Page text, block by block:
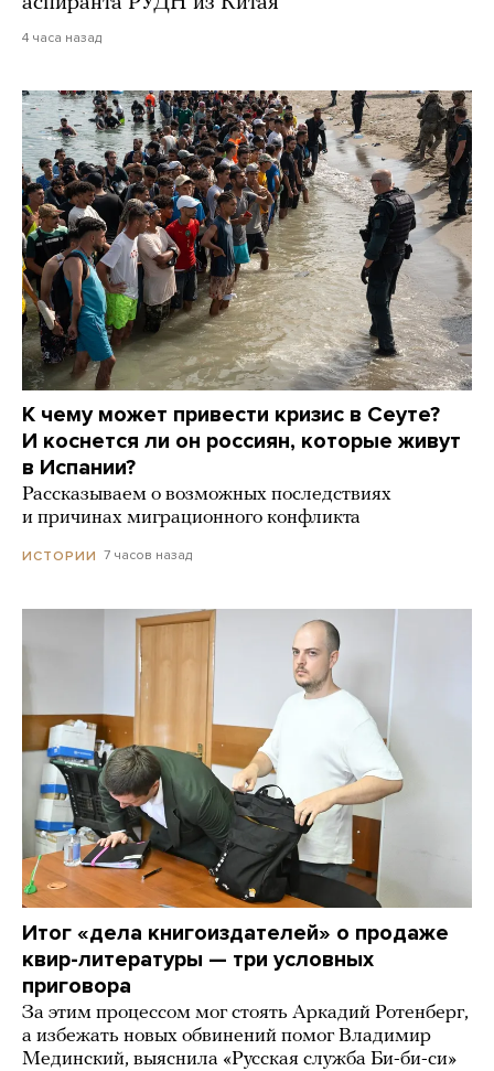
4 часа назад
К чему может привести кризис в Сеуте?
И коснется ли он россиян, которые живут
в Испании?
Рассказываем о возможных последствиях
и причинах миграционного конфликта
ИСТОРИИ 7 часов назад
Итог «дела книгоиздателей» о продаже
квир-литературы — три условных
приговора
За этим процессом мог стоять Аркадий Ротенберг,
а избежать новых обвинений помог Владимир
Мединский, выяснила «Русская служба Би-би-си»